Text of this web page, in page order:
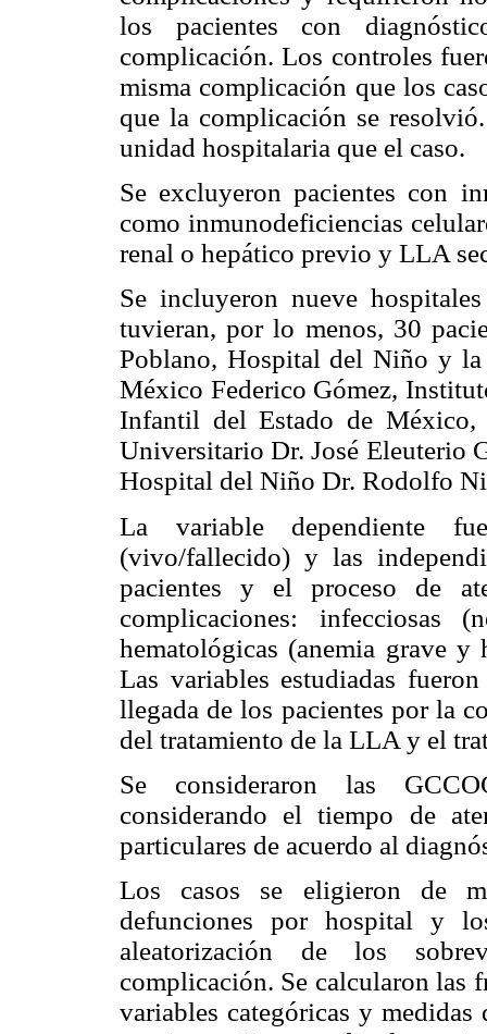
los pacientes con
complicación. Los controles
misma complicación que los
que la complicación se
unidad hospitalaria que el caso.
Se excluyeron pacientes con
como inmunodeficiencias
renal o hepático previo y LLA
Se incluyeron nueve
tuvieran, por lo menos, 30
Poblano, Hospital del Niño y
México Federico Gómez,
Infantil del Estado de
Universitario Dr. José Eleuterio
Hospital del Niño Dr. Rodolfo
La variable dependiente
(vivo/fallecido) y las
pacientes y el proceso de
complicaciones: infecciosas
hematológicas (anemia grave
Las variables estudiadas
llegada de los pacientes por la
del tratamiento de la LLA y el
Se consideraron las
considerando el tiempo de
particulares de acuerdo al
Los casos se eligieron de
defunciones por hospital y
aleatorización de los
complicación. Se calcularon las
variables categóricas y